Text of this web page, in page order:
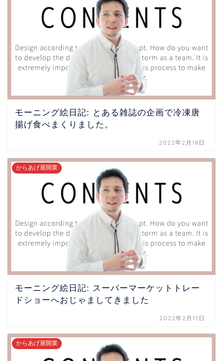
モーニング絵日記: とある雑誌の企画で冷凍唐
揚げ食べまくりました。
2022年2月18日
からあげ屋開業
モーニング絵日記: スーパーマーケットトレー
ドショーへおじゃましてきました
2022年2月17日
からあげ屋開業